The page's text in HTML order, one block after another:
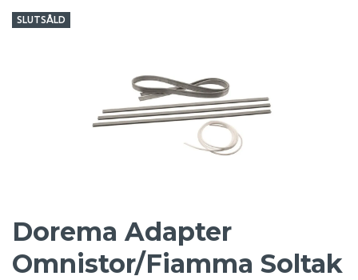
SLUTSÅLD
Dorema Adapter
Omnistor/Fiamma Soltak